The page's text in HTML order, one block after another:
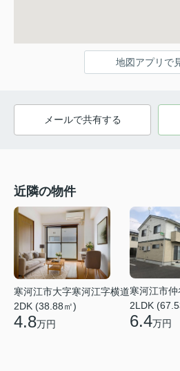
地図アプリで
メールで共有する
近隣の物件
寒河江市大字寒河江字横道
2DK (38.88㎡)
4.8万円
寒河江市仲
2LDK
6.4万円